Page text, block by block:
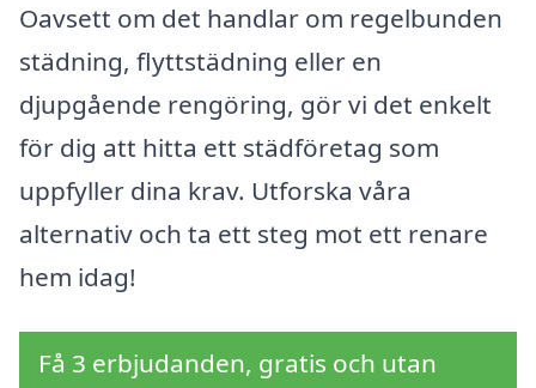
Oavsett om det handlar om regelbunden
städning, flyttstädning eller en
djupgående rengöring, gör vi det enkelt
för dig att hitta ett städföretag som
uppfyller dina krav. Utforska våra
alternativ och ta ett steg mot ett renare
hem idag!
Få 3 erbjudanden, gratis och utan